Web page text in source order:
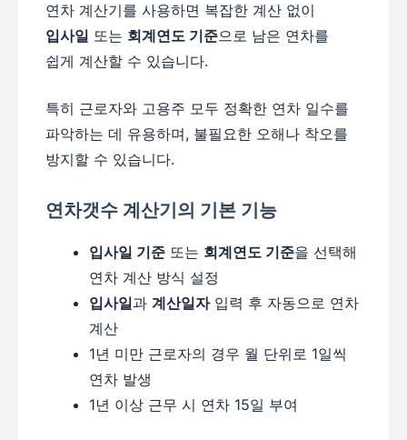
연차 계산기를 사용하면 복잡한 계산 없이
입사일 또는 회계연도 기준으로 남은 연차를
쉽게 계산할 수 있습니다.
특히 근로자와 고용주 모두 정확한 연차 일수를
파악하는 데 유용하며, 불필요한 오해나 착오를
방지할 수 있습니다.
연차갯수 계산기의 기본 기능
입사일 기준 또는 회계연도 기준을 선택해
연차 계산 방식 설정
입사일과 계산일자입력 후 자동으로 연차
계산
1년 미만 근로자의 경우 월 단위로 1일씩
연차 발생
1년 이상 근무 시 연차 15일 부여